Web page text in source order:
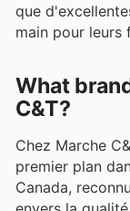
que
main pour leurs
What
C&T?
Chez Marche
premier plan
Canada,